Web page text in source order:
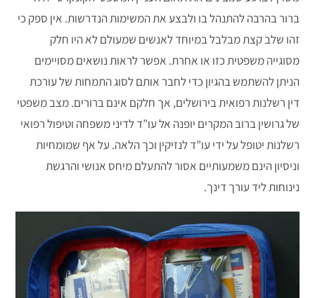
ברור בהרבה להתנהל בו ולבצע את המשימות הנדרשות. אין ספק כי
זהו שלב קצת מבלבל במיוחד לאנשים שמעולם לא היו חלק
מסוגייה משפטית כזו או אחרת. אפשר לראות נושאים מסויימים
הניתן להשתמש בהגיון כדי לחבר אותם לסוג התמחות של עורכת
דין רשלנות רפואית בירושלים, אך חלקם אינם ברורים. מצב משפטי
של גרושין ברוב המקרים יופנה אל עו”ד לדיני משפחה וטיפול רפואי
רשלנות יטופל על ידי עו”ד לנזיקין וכך הלאה. על אף שמומחיות
וניסיון הינם משמעותיים אסור להתעלם מיחס אנושי והרגשת
נינוחות ליד עורך דינך.